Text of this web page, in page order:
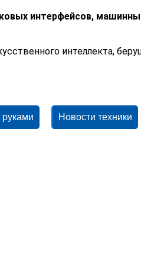
интерфейсов,
интеллекта,
Новости техники